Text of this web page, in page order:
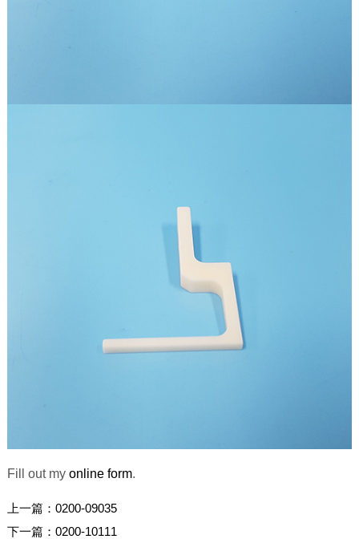
Fill out my online form.
上一篇： 0200-09035
下一篇： 0200-10111